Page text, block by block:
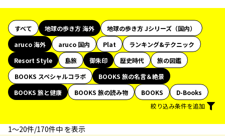
すべて 地球の歩き方 海外
地球の歩き方 Jシリーズ（国内）
aruco 海外
aruco 国内 Plat
ランキング&テクニック
Resort Style
島旅 御朱印 歴史時代
旅の図鑑
BOOKS スペシャルコラボ
BOOKS 旅の名言＆絶景
BOOKS 旅と健康
BOOKS 旅の読み物 BOOKS
D-Books
絞り込み条件を追加
1〜20件/170件中 を表示